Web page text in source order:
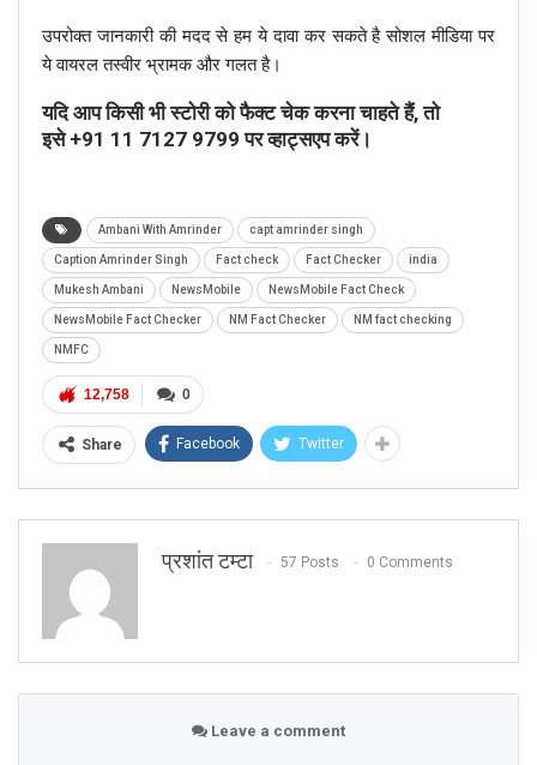
उपरोक्त जानकारी की मदद से हम ये दावा कर सकते है सोशल मीडिया पर
ये वायरल तस्वीर भ्रामक और गलत है।
यदि आप किसी भी स्टोरी को फैक्ट चेक करना चाहते हैं, तो
इसे+91 11 7127 9799पर व्हाट्सएप करें।
Ambani With Amrinder capt amrinder singh
Caption Amrinder Singh Fact check Fact Checker india
Mukesh Ambani NewsMobile NewsMobile Fact Check
NewsMobile Fact Checker NM Fact Checker NM fact checking
NMFC
0
12,758
Share Facebook Twitter
प्रशांत टम्टा 57 Posts 0 Comments
Leave a comment